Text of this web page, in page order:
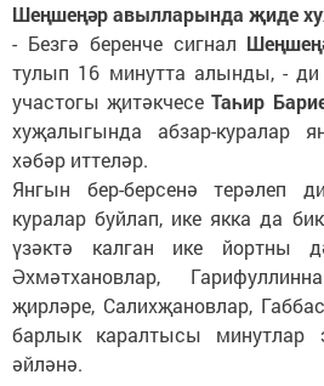
Шеңшеңәр авылларында җиде
- Безгә беренче сигнал
тулып 16 минутта алынды, - ди
участогы җитәкчесеТаһир
хуҗалыгында абзар-куралар
хәбәр иттеләр.
Янгын бер-берсенә терәлеп
куралар буйлап, ике якка да
үзәктә калган ике йортны
Әхмәтхановлар,
җирләре, Салихҗановлар,
барлык каралтысы минутлар
әйләнә.